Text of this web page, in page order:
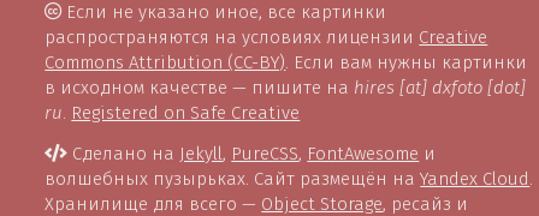
Если не указано иное, все картинки
распространяются на условиях лицензии Creative
Commons Attribution (CC-BY) . Если вам нужны картинки
в исходном качестве — пишите на hires [at] dxfoto [dot]
ru Registered on Safe Creative
Сделано на Jekyll, PureCSS, FontAwesome и
волшебных пузырьках. Сайт размещён наYandex Cloud
Хранилище для всего — Object Storage, ресайз и